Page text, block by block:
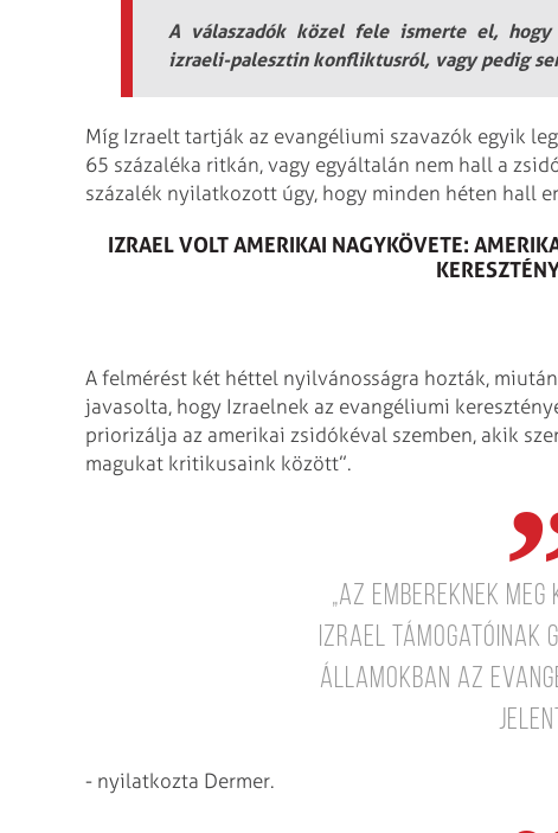
A válaszadók közel fele ismerte el,
izraeli-palesztin konfliktusról, vagy pedig
Míg Izraelt tartják az evangéliumi szavazók egyik
65 százaléka ritkán, vagy egyáltalán nem hall a
százalék nyilatkozott úgy, hogy minden héten hall
IZRAEL VOLT AMERIKAI NAGYKÖVETE:
A felmérést két héttel nyilvánosságra hozták,
javasolta, hogy Izraelnek az evangéliumi
priorizálja az amerikai zsidókéval szemben, akik
magukat kritikusaink között”.
„Az embereknek
Izrael támogatóinak
Államokban az
- nyilatkozta Dermer.